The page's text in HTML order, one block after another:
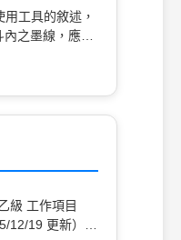
及埋設物的位
乾燥 。
工具的敘述，
之墨線，應使
板儀 (C)檢測
簡便 。
級 工作項目
12/19 更新）